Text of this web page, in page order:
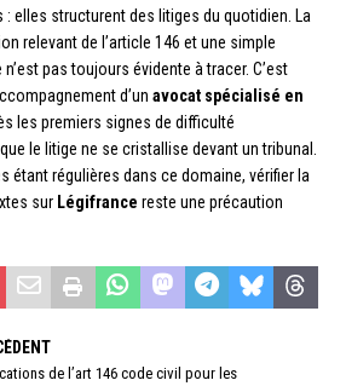
elles structurent des litiges du quotidien. La
relevant de l’article 146 et une simple
pas toujours évidente à tracer. C’est
d’un avocat spécialisé en
les premiers signes de difficulté
le litige ne se cristallise devant un tribunal.
étant régulières dans ce domaine, vérifier la
sur Légifrance reste une précaution
de l’art 146 code civil pour les